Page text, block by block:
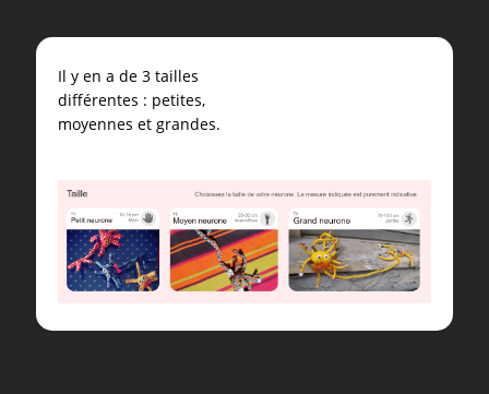
Il y en a de 3 tailles
différentes : petites,
moyennes et grandes.